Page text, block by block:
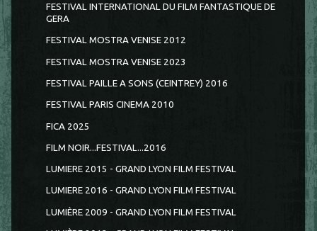
FESTIVAL INTERNATIONAL DU FILM FANTASTIQUE DE
GERA
FESTIVAL MOSTRA VENISE 2012
FESTIVAL MOSTRA VENISE 2023
FESTIVAL PAILLE A SONS (CEINTREY) 2016
FESTIVAL PARIS CINEMA 2010
FICA 2025
FILM NOIR...FESTIVAL...2016
LUMIERE 2015 - GRAND LYON FILM FESTIVAL
LUMIERE 2016 - GRAND LYON FILM FESTIVAL
LUMIÈRE 2009 - GRAND LYON FILM FESTIVAL